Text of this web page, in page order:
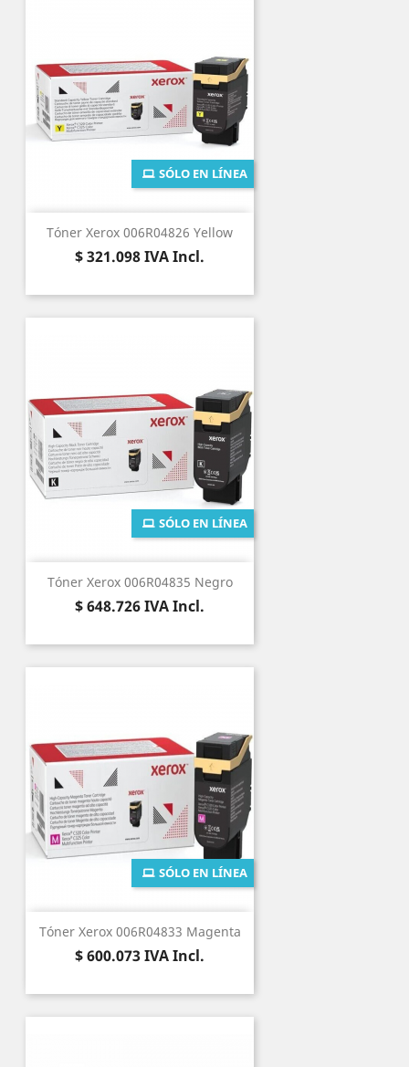
Tóner Xerox 006R04826 Yellow
Precio
$ 321.098IVA Incl.
SÓLO EN LÍNEA
Tóner Xerox 006R04835 Negro
Precio
$ 648.726IVA Incl.
SÓLO EN LÍNEA
Tóner Xerox 006R04833 Magenta
Precio
$ 600.073IVA Incl.
SÓLO EN LÍNEA